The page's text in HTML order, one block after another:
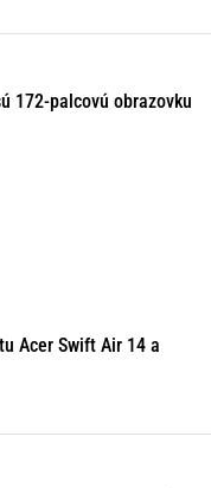
172-palcovú obrazovku
Acer Swift Air 14 a